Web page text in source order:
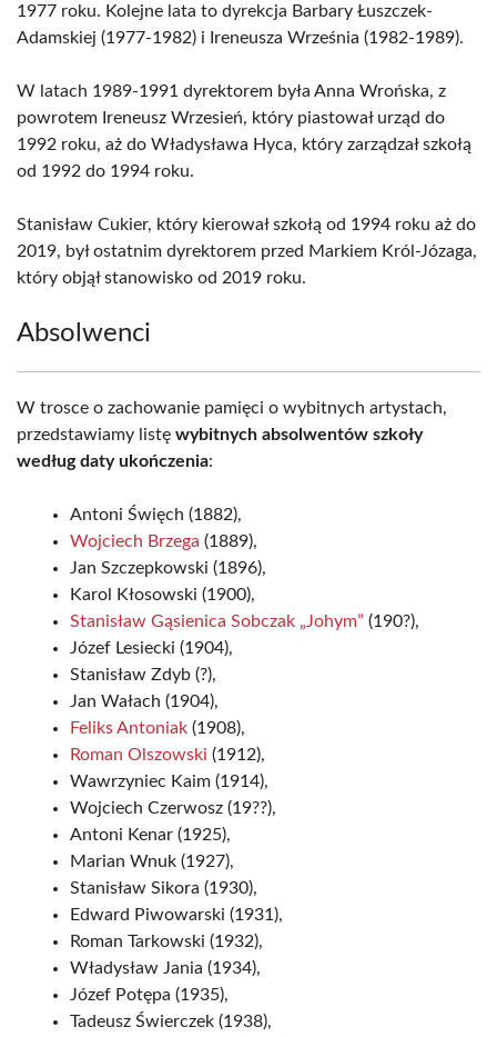
1977 roku. Kolejne lata to dyrekcja Barbary Łuszczek-
Adamskiej (1977-1982) i Ireneusza Września (1982-1989).
W latach 1989-1991 dyrektorem była Anna Wrońska, z
powrotem Ireneusz Wrzesień, który piastował urząd do
1992 roku, aż do Władysława Hyca, który zarządzał szkołą
od 1992 do 1994 roku.
Stanisław Cukier, który kierował szkołą od 1994 roku aż do
2019, był ostatnim dyrektorem przed Markiem Król-Józaga,
który objął stanowisko od 2019 roku.
Absolwenci
W trosce o zachowanie pamięci o wybitnych artystach,
przedstawiamy listę wybitnych absolwentów szkoły
według daty ukończenia:
Antoni Święch (1882),
Wojciech Brzega (1889),
Jan Szczepkowski (1896),
Karol Kłosowski (1900),
Stanisław Gąsienica Sobczak „Johym” (190?),
Józef Lesiecki (1904),
Stanisław Zdyb (?),
Jan Wałach (1904),
Feliks Antoniak (1908),
Roman Olszowski (1912),
Wawrzyniec Kaim (1914),
Wojciech Czerwosz (19??),
Antoni Kenar (1925),
Marian Wnuk (1927),
Stanisław Sikora (1930),
Edward Piwowarski (1931),
Roman Tarkowski (1932),
Władysław Jania (1934),
Józef Potępa (1935),
Tadeusz Świerczek (1938),